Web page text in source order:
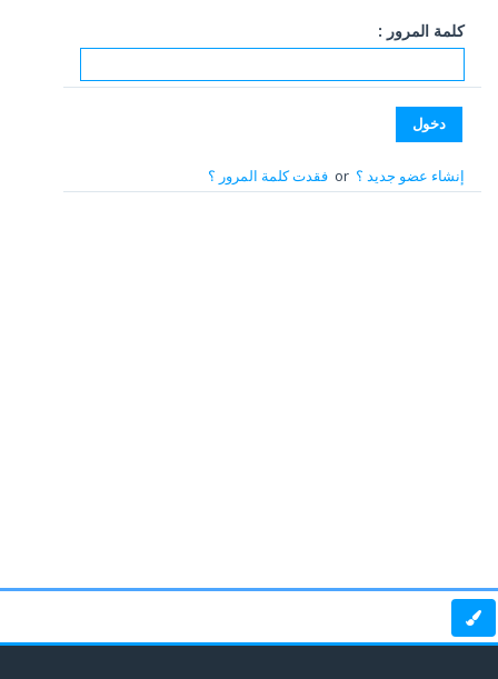
كلمة المرور :
إنشاء عضو جديد ؟or فقدت كلمة المرور ؟